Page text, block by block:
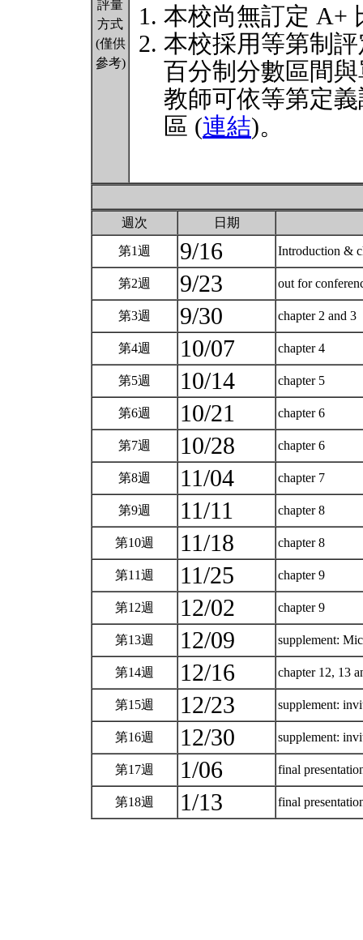
評量
方式
(僅供
參考)
本校尚無訂定 A+
本校採用等第制
百分制分數區間
教師可依等第定
區 (連結)。
週次 日期
第1週 9/16 Introduction &
第2週 9/23 out for
第3週 9/30 chapter 2 and 3
第4週 10/07 chapter 4
第5週 10/14 chapter 5
第6週 10/21 chapter 6
第7週 10/28 chapter 6
第8週 11/04 chapter 7
第9週 11/11 chapter 8
第10週 11/18 chapter 8
第11週 11/25 chapter 9
第12週 12/02 chapter 9
第13週 12/09 supplement:
第14週 12/16 chapter 12, 13
第15週 12/23 supplement:
第16週 12/30 supplement:
第17週 1/06 final
第18週 1/13 final